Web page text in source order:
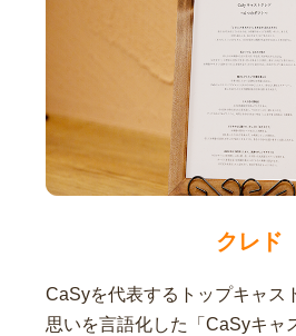
クレド
CaSyを代表するトップキャス
思いを言語化した「CaSyキャ